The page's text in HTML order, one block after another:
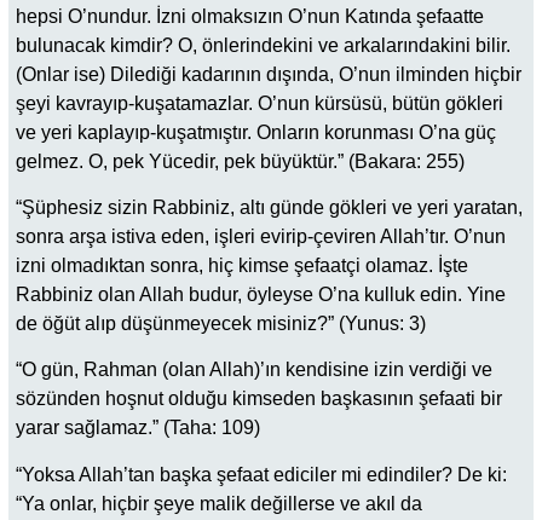
hepsi O’nundur. İzni olmaksızın O’nun Katında şefaatte
bulunacak kimdir? O, önlerindekini ve arkalarındakini bilir.
(Onlar ise) Dilediği kadarının dışında, O’nun ilminden hiçbir
şeyi kavrayıp-kuşatamazlar. O’nun kürsüsü, bütün gökleri
ve yeri kaplayıp-kuşatmıştır. Onların korunması O’na güç
gelmez. O, pek Yücedir, pek büyüktür.” (Bakara: 255)
“Şüphesiz sizin Rabbiniz, altı günde gökleri ve yeri yaratan,
sonra arşa istiva eden, işleri evirip-çeviren Allah’tır. O’nun
izni olmadıktan sonra, hiç kimse şefaatçi olamaz. İşte
Rabbiniz olan Allah budur, öyleyse O’na kulluk edin. Yine
de öğüt alıp düşünmeyecek misiniz?” (Yunus: 3)
“O gün, Rahman (olan Allah)’ın kendisine izin verdiği ve
sözünden hoşnut olduğu kimseden başkasının şefaati bir
yarar sağlamaz.” (Taha: 109)
“Yoksa Allah’tan başka şefaat ediciler mi edindiler? De ki:
“Ya onlar, hiçbir şeye malik değillerse ve akıl da